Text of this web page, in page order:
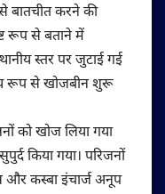
बातचीत करने की
रूप से बताने में
स्तर पर जुटाई गई
रूप से खोजबीन शुरू
को खोज लिया गया
किया गया। परिजनों
और कस्बा इंचार्ज अनूप